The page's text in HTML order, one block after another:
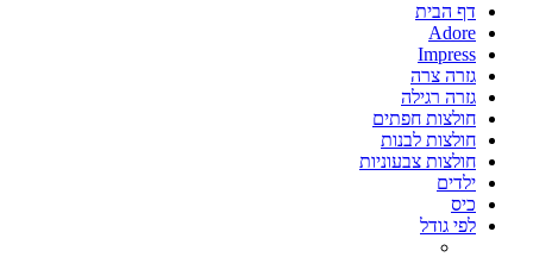
דף הבית
Adore
Impress
גזרה צרה
גזרה רגילה
חולצות חפתים
חולצות לבנות
חולצות צבעוניות
ילדים
כיס
לפי גודל